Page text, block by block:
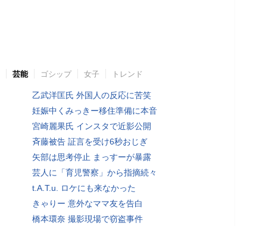
芸能 ゴシップ 女子 トレンド
乙武洋匡氏 外国人の反応に苦笑
妊娠中くみっきー移住準備に本音
宮崎麗果氏 インスタで近影公開
斉藤被告 証言を受け6秒おじぎ
矢部は思考停止 まっすーが暴露
芸人に「育児警察」から指摘続々
t.A.T.u. ロケにも来なかった
きゃりー 意外なママ友を告白
橋本環奈 撮影現場で窃盗事件